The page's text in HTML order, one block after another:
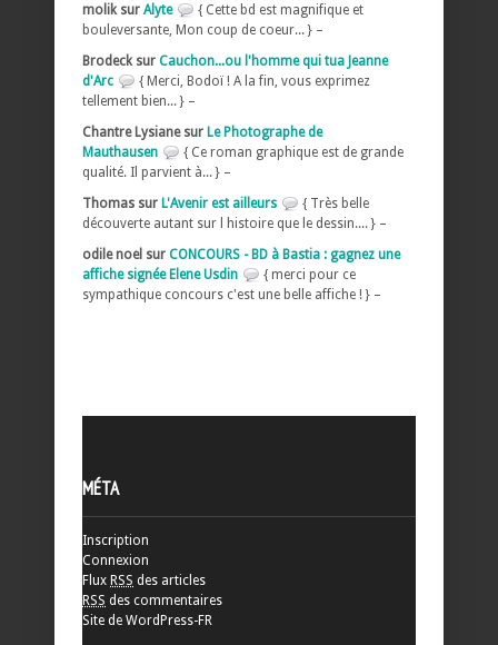
molik sur Alyte
{ Cette bd est magnifique et
bouleversante, Mon coup de coeur... } –
Brodeck sur Cauchon...ou l'homme qui tua Jeanne
d'Arc
{ Merci, Bodoï ! A la fin, vous exprimez
tellement bien... } –
Chantre Lysiane sur Le Photographe de
Mauthausen
{ Ce roman graphique est de grande
qualité. Il parvient à... } –
Thomas sur L'Avenir est ailleurs
{ Très belle
découverte autant sur l histoire que le dessin.... } –
odile noel sur CONCOURS - BD à Bastia : gagnez une
affiche signée Elene Usdin
{ merci pour ce
sympathique concours c'est une belle affiche ! } –
MÉTA
Inscription
Connexion
Flux RSS des articles
RSS des commentaires
Site de WordPress-FR